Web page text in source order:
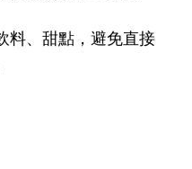
料、甜點，避免直接